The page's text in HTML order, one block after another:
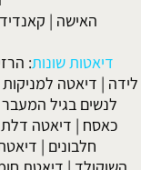
האישה |
דיאטות שונות:
לידה | דיאטה למניקות
לנשים בגיל המעבר
כאסח | דיאטה
חלבונים |